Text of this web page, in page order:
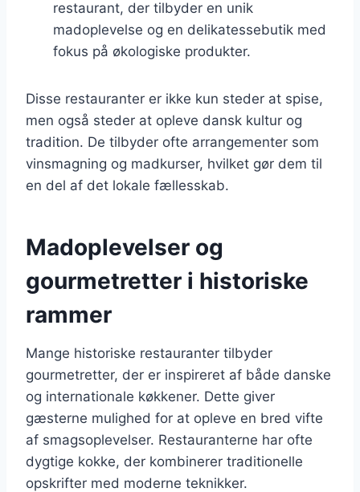
restaurant, der tilbyder en unik
madoplevelse og en delikatessebutik med
fokus på økologiske produkter.
Disse restauranter er ikke kun steder at spise,
men også steder at opleve dansk kultur og
tradition. De tilbyder ofte arrangementer som
vinsmagning og madkurser, hvilket gør dem til
en del af det lokale fællesskab.
Madoplevelser og
gourmetretter i historiske
rammer
Mange historiske restauranter tilbyder
gourmetretter, der er inspireret af både danske
og internationale køkkener. Dette giver
gæsterne mulighed for at opleve en bred vifte
af smagsoplevelser. Restauranterne har ofte
dygtige kokke, der kombinerer traditionelle
opskrifter med moderne teknikker.